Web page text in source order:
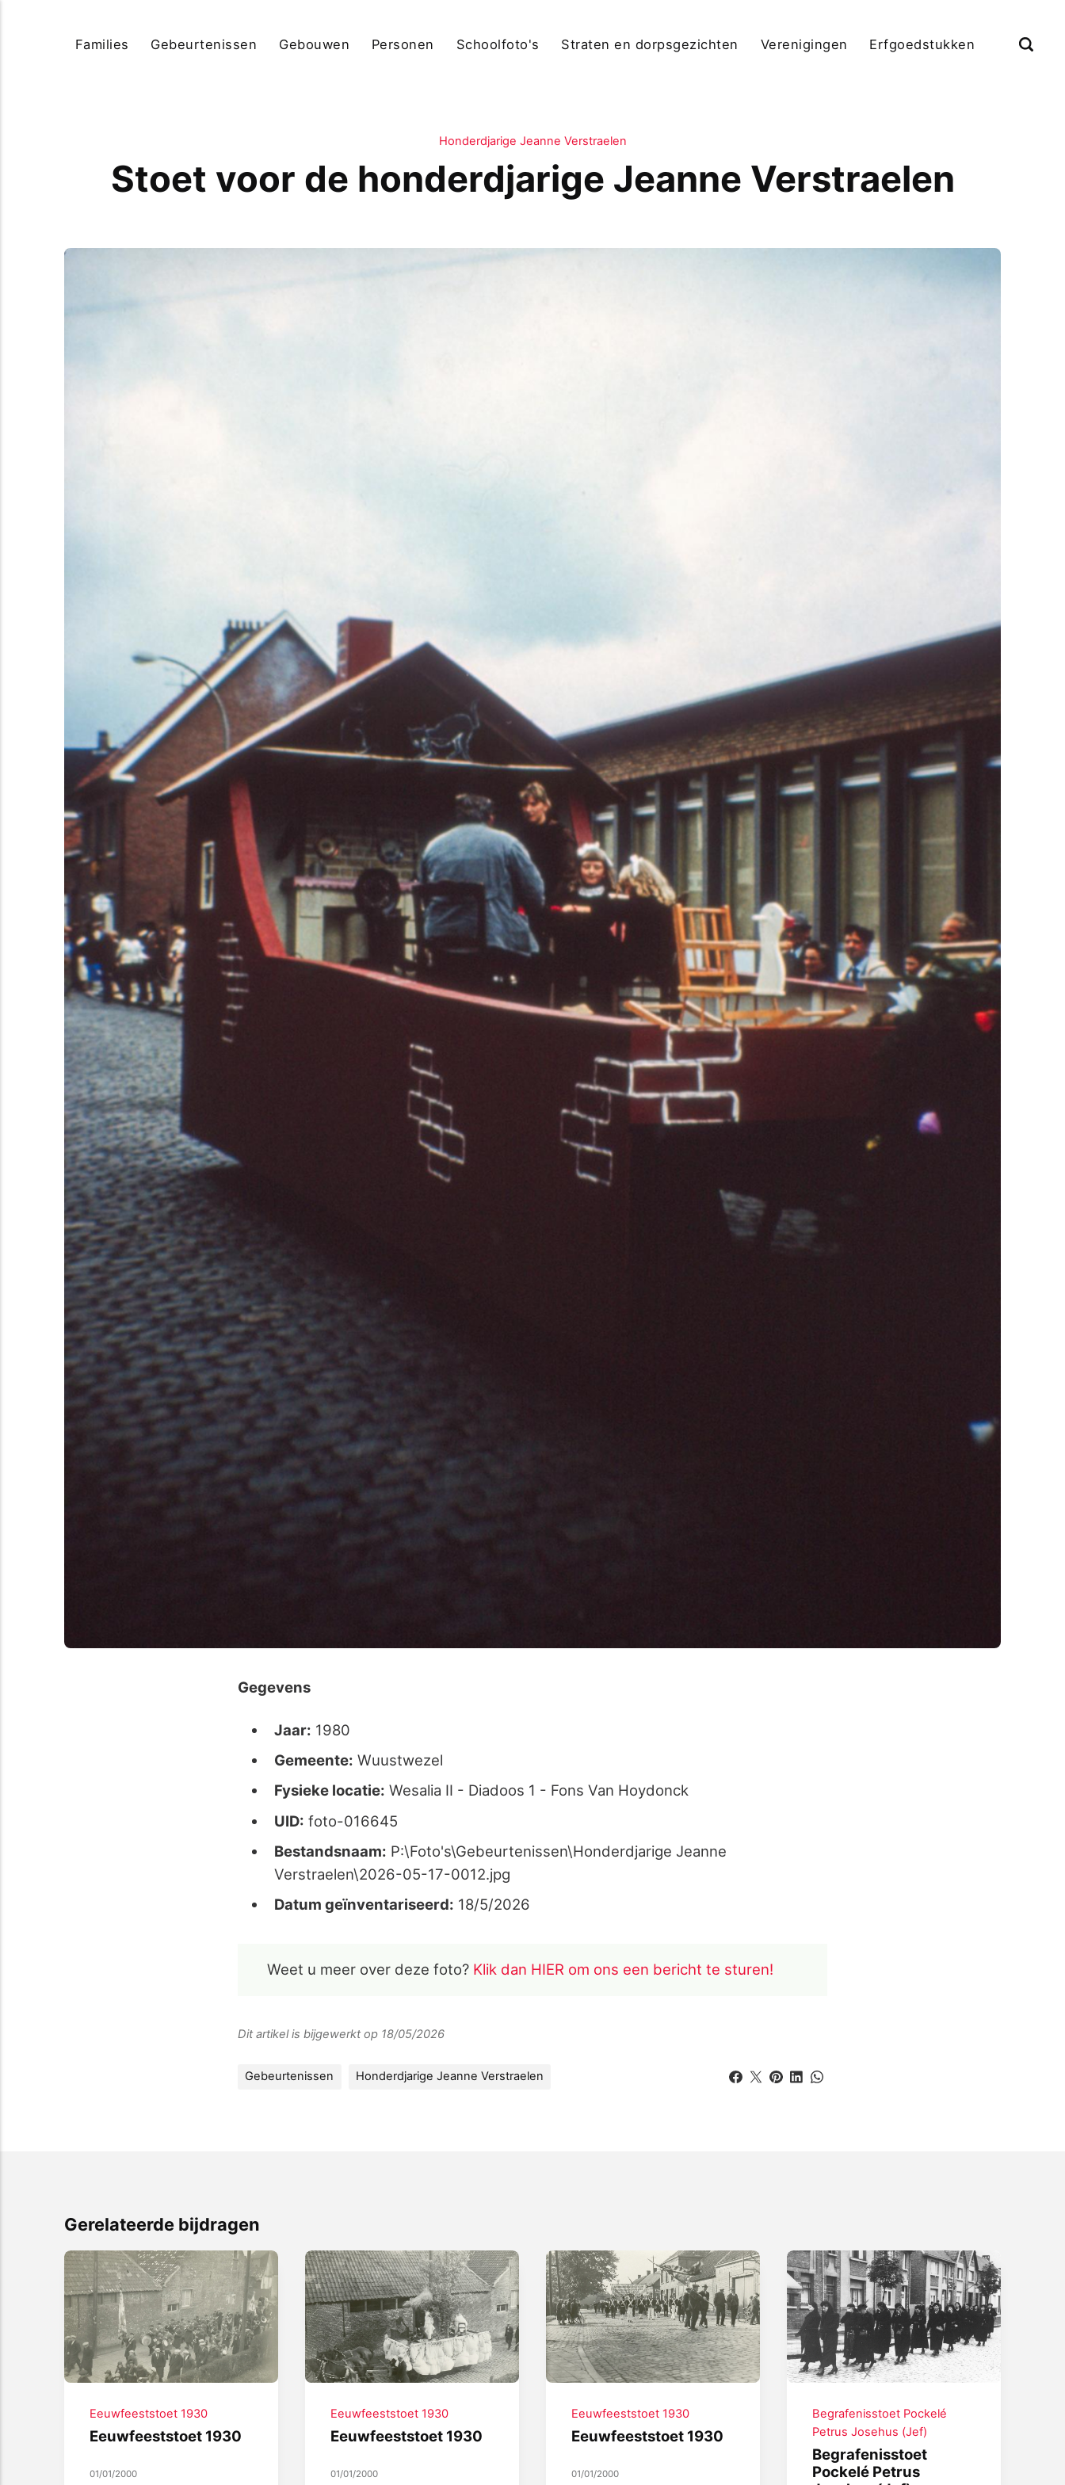
Families Gebeurtenissen Gebouwen Personen Schoolfoto's Straten en dorpsgezichten Verenigingen Erfgoedstukken
Honderdjarige Jeanne Verstraelen
Stoet voor de honderdjarige Jeanne Verstraelen
Gegevens
Jaar: 1980
Gemeente: Wuustwezel
Fysieke locatie: Wesalia II - Diadoos 1 - Fons Van Hoydonck
UID: foto-016645
Bestandsnaam: P:\Foto's\Gebeurtenissen\Honderdjarige Jeanne
Verstraelen\2026-05-17-0012.jpg
Datum geïnventariseerd: 18/5/2026
Weet u meer over deze foto? Klik dan HIER om ons een bericht te sturen!
Dit artikel is bijgewerkt op 18/05/2026
Gebeurtenissen Honderdjarige Jeanne Verstraelen
Gerelateerde bijdragen
Eeuwfeeststoet 1930
Eeuwfeeststoet 1930
01/01/2000
Eeuwfeeststoet 1930
Eeuwfeeststoet 1930
01/01/2000
Eeuwfeeststoet 1930
Eeuwfeeststoet 1930
01/01/2000
Begrafenisstoet Pockelé
Petrus Josehus (Jef)
Begrafenisstoet
Pockelé Petrus